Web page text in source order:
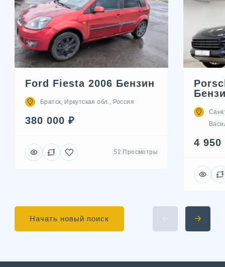
Ford Fiesta 2006 Бензин
Братск, Иркутская обл., Россия
380 000 ₽
52 Просмотры
4 950
Начать новый поиск